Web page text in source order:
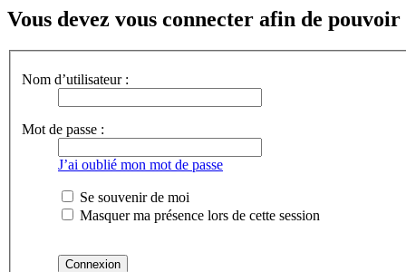
Vous devez vous connecter afin de
Nom d’utilisateur :
Mot de passe :
J’ai oublié mon mot de passe
Se souvenir de moi
Masquer ma présence lors de cette session